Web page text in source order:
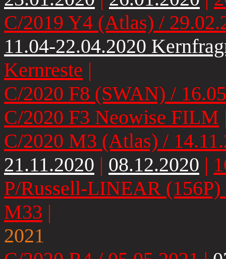
C/2019 Y4 (Atlas) /
11.04-22.04.2020
Kernreste |
C/2020 F8 (SWAN) /
C/2020 F3 Neowise FILM
C/2020 M3 (Atlas) /
21.11.2020 | 08.12.2020 |
P/Russell-LINEAR (156P)
M33 |
2021